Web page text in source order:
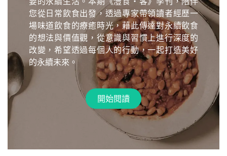
您從日常飲食出發，透過專家帶領讀者經歷一
場味道飲食的療癒時光，藉此傳達對永續飲食
的想法與價值觀，從意識與習慣上進行深度的
改變，希望透過每個人的行動，一起打造美好
的永續未來。
開始閱讀